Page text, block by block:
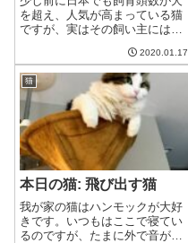
を超え、人気が高まっている猫
ですが、実はその飼い主には特
が、飼い主は無神論者が多いと
いうものです。いったいなぜな
のでしょうか。オクラホマ大学
の研究結果この研究結果はアメ
リカのオクラホ...
2020.01.17
猫
本日の猫: 飛び出す猫
我が家の猫はハンモックが大好
きです。いつもはここで寝てい
るのですが、たまに外で音がす